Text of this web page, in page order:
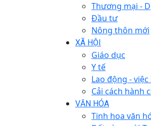
Thương mại -
Đầu tư
Nông thôn mới
XÃ HỘI
Giáo dục
Y tế
Lao động - việc
Cải cách hành
VĂN HÓA
Tinh hoa văn